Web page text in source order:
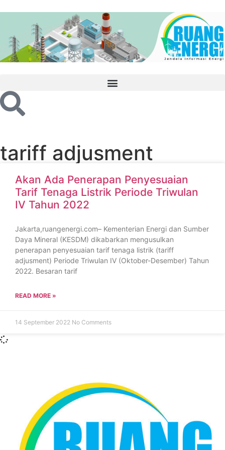
tariff adjusment
Akan Ada Penerapan Penyesuaian
Tarif Tenaga Listrik Periode Triwulan
IV Tahun 2022
Jakarta,ruangenergi.com– Kementerian Energi dan Sumber
Daya Mineral (KESDM) dikabarkan mengusulkan
penerapan penyesuaian tarif tenaga listrik (tariff
adjusment) Periode Triwulan IV (Oktober-Desember) Tahun
2022. Besaran tarif
READ MORE »
14 September 2022 No Comments